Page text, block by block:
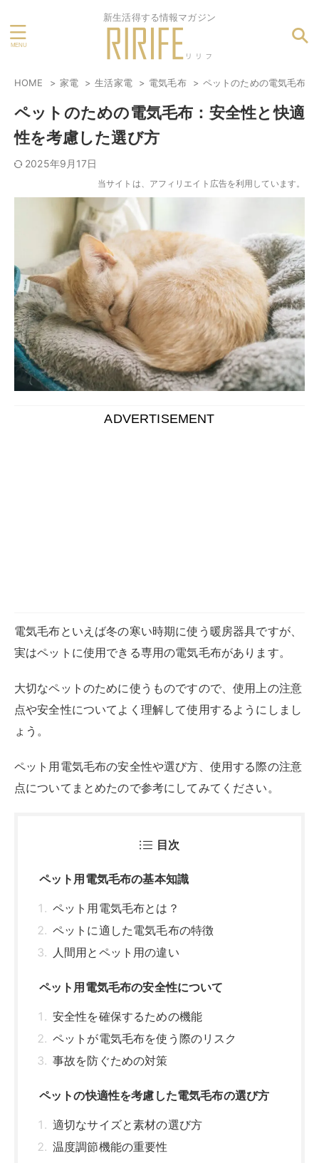
新生活得する情報マガジン
HOME 家電 生活家電 電気毛布 ペットのための電気毛布
ペットのための電気毛布：安全性と快適
性を考慮した選び方
2025年9月17日
当サイトは、アフィリエイト広告を利用しています。
ADVERTISEMENT
電気毛布といえば冬の寒い時期に使う暖房器具ですが、
実はペットに使用できる専用の電気毛布があります。
大切なペットのために使うものですので、使用上の注意
点や安全性についてよく理解して使用するようにしまし
ょう。
ペット用電気毛布の安全性や選び方、使用する際の注意
点についてまとめたので参考にしてみてください。
目次
ペット用電気毛布の基本知識
ペット用電気毛布とは？
ペットに適した電気毛布の特徴
人間用とペット用の違い
ペット用電気毛布の安全性について
安全性を確保するための機能
ペットが電気毛布を使う際のリスク
事故を防ぐための対策
ペットの快適性を考慮した電気毛布の選び方
適切なサイズと素材の選び方
温度調節機能の重要性